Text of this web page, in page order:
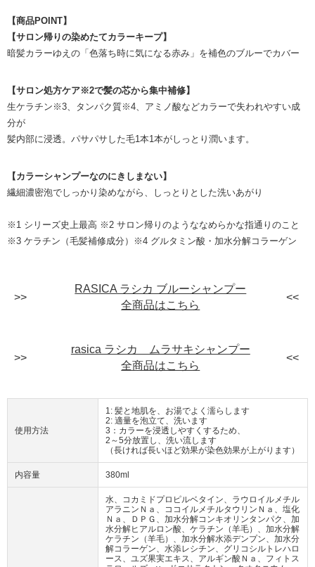
【商品POINT】
【サロン帰りの染めたてカラーキープ】
暗髪カラーゆえの「色落ち時に気になる赤み」を補色のブルーでカバー
【サロン処方ケア※2で髪の芯から集中補修】
生ケラチン※3、タンパク質※4、アミノ酸などカラーで失われやすい成
分が
髪内部に浸透。パサパサした毛1本1本がしっとり潤います。
【カラーシャンプーなのにきしまない】
繊細濃密泡でしっかり染めながら、しっとりとした洗いあがり
※1 シリーズ史上最高 ※2 サロン帰りのようななめらかな指通りのこと
※3 ケラチン（毛髪補修成分）※4 グルタミン酸・加水分解コラーゲン
RASICA ラシカ ブルーシャンプー
全商品はこちら
rasica ラシカ ムラサキシャンプー
全商品はこちら
使用方法
1: 髪と地肌を、お湯でよく濡らします
2: 適量を泡立て、洗います
3：カラーを浸透しやすくするため、
2～5分放置し、洗い流します
（長ければ長いほど効果が染色効果が上がります）
内容量 380ml
水、コカミドプロピルベタイン、ラウロイルメチル
アラニンＮａ、ココイルメチルタウリンＮａ、塩化
Ｎａ、ＤＰＧ、加水分解コンキオリンタンパク、加
水分解ヒアルロン酸、ケラチン（羊毛）、加水分解
ケラチン（羊毛）、加水分解水添デンプン、加水分
解コラーゲン、水添レシチン、グリコシルトレハロ
ース、ユズ果実エキス、アルギン酸Ｎａ、フィトス